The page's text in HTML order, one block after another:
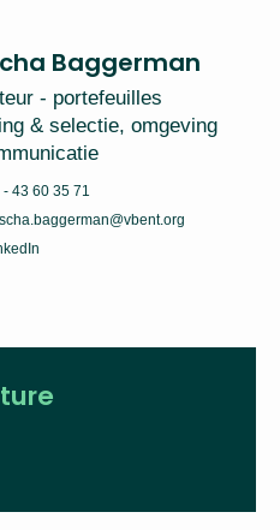
Baggerman
- portefeuilles
43 60 35 71